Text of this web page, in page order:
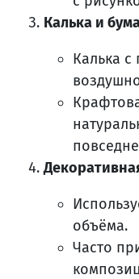
Калька и
Калька с
объёма.
Часто